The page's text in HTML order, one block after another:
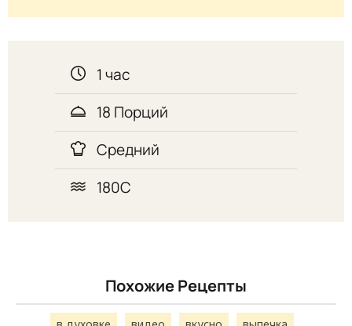
1 час
18 Порций
Средний
180С
Похожие Рецепты